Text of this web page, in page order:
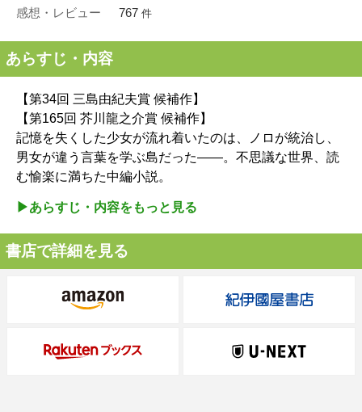
感想・レビュー 767 件
あらすじ・内容
【第34回 三島由紀夫賞 候補作】
【第165回 芥川龍之介賞 候補作】
記憶を失くした少女が流れ着いたのは、ノロが統治し、
男女が違う言葉を学ぶ島だった――。不思議な世界、読
む愉楽に満ちた中編小説。
▶︎あらすじ・内容をもっと見る
書店で詳細を見る